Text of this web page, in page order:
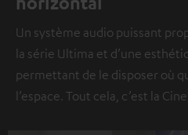
Un système audio puissant
la série Ultima et d’une
permettant de le disposer où
l’espace. Tout cela, c’est la